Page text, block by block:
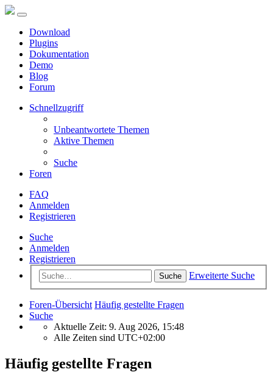
Download
Plugins
Dokumentation
Demo
Blog
Forum
Schnellzugriff
Unbeantwortete Themen
Aktive Themen
Suche
Foren
FAQ
Anmelden
Registrieren
Suche
Anmelden
Registrieren
Suche Erweiterte Suche
Foren-Übersicht Häufig gestellte Fragen
Suche
Aktuelle Zeit: 9. Aug 2026, 15:48
Alle Zeiten sind UTC+02:00
Häufig gestellte Fragen